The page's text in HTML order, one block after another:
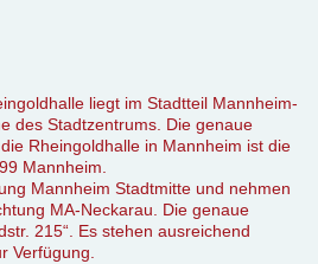
liegt im Stadtteil Mannheim-
des Stadtzentrums. Die genaue
Rheingoldhalle in Mannheim ist die
Mannheim.
Mannheim Stadtmitte und nehmen
MA-Neckarau. Die genaue
215“. Es stehen ausreichend
Verfügung.